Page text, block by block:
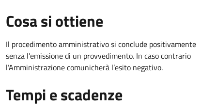
Cosa si ottiene
Il procedimento amministrativo si conclude positivamente
senza l’emissione di un provvedimento. In caso contrario
l’Amministrazione comunicherà l’esito negativo.
Tempi e scadenze